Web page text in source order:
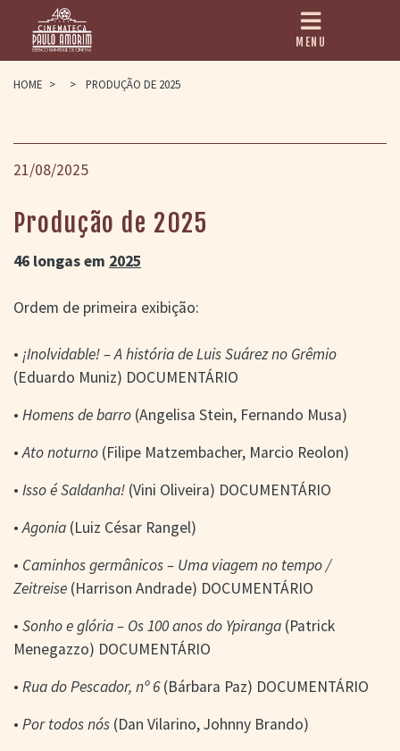
HOME
PAULO AMORIM
> HISTÓRIA
> ASSOCIAÇÃO DOS
AMIGOS
ROMEU GRIMALDI
PROGRAMAÇÃO
> FILMES EM
> GRADE SEMANAL
> PREÇOS E
DESCONTOS
> ARQUIVO
PORTAL DO
CINEMA GAÚCHO
> APRESENTAÇÃO
> FILMOGRAFIAS DE
CINEASTAS
> BIBLIOGRAFIAS
CONTATO E
LOCALIZAÇÃO
MENU
HOME > > PRODUÇÃO DE 2025
21/08/2025
Produção de 2025
46 longas em 2025
Ordem de primeira exibição:
• ¡Inolvidable! – A história de Luis Suárez no Grêmio
(Eduardo Muniz) DOCUMENTÁRIO
• Homens de barro (Angelisa Stein, Fernando Musa)
•Ato noturno (Filipe Matzembacher, Marcio Reolon)
• Isso é Saldanha! (Vini Oliveira) DOCUMENTÁRIO
•Agonia (Luiz César Rangel)
• Caminhos germânicos – Uma viagem no tempo /
Zeitreise (Harrison Andrade) DOCUMENTÁRIO
• Sonho e glória – Os 100 anos do Ypiranga (Patrick
Menegazzo) DOCUMENTÁRIO
• Rua do Pescador, nº 6(Bárbara Paz) DOCUMENTÁRIO
• Por todos nós (Dan Vilarino, Johnny Brando)